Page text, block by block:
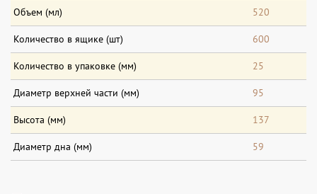
Объем (мл) 520
Количество в ящике (шт) 600
Количество в упаковке (мм) 25
Диаметр верхней части (мм) 95
Высота (мм) 137
Диаметр дна (мм) 59